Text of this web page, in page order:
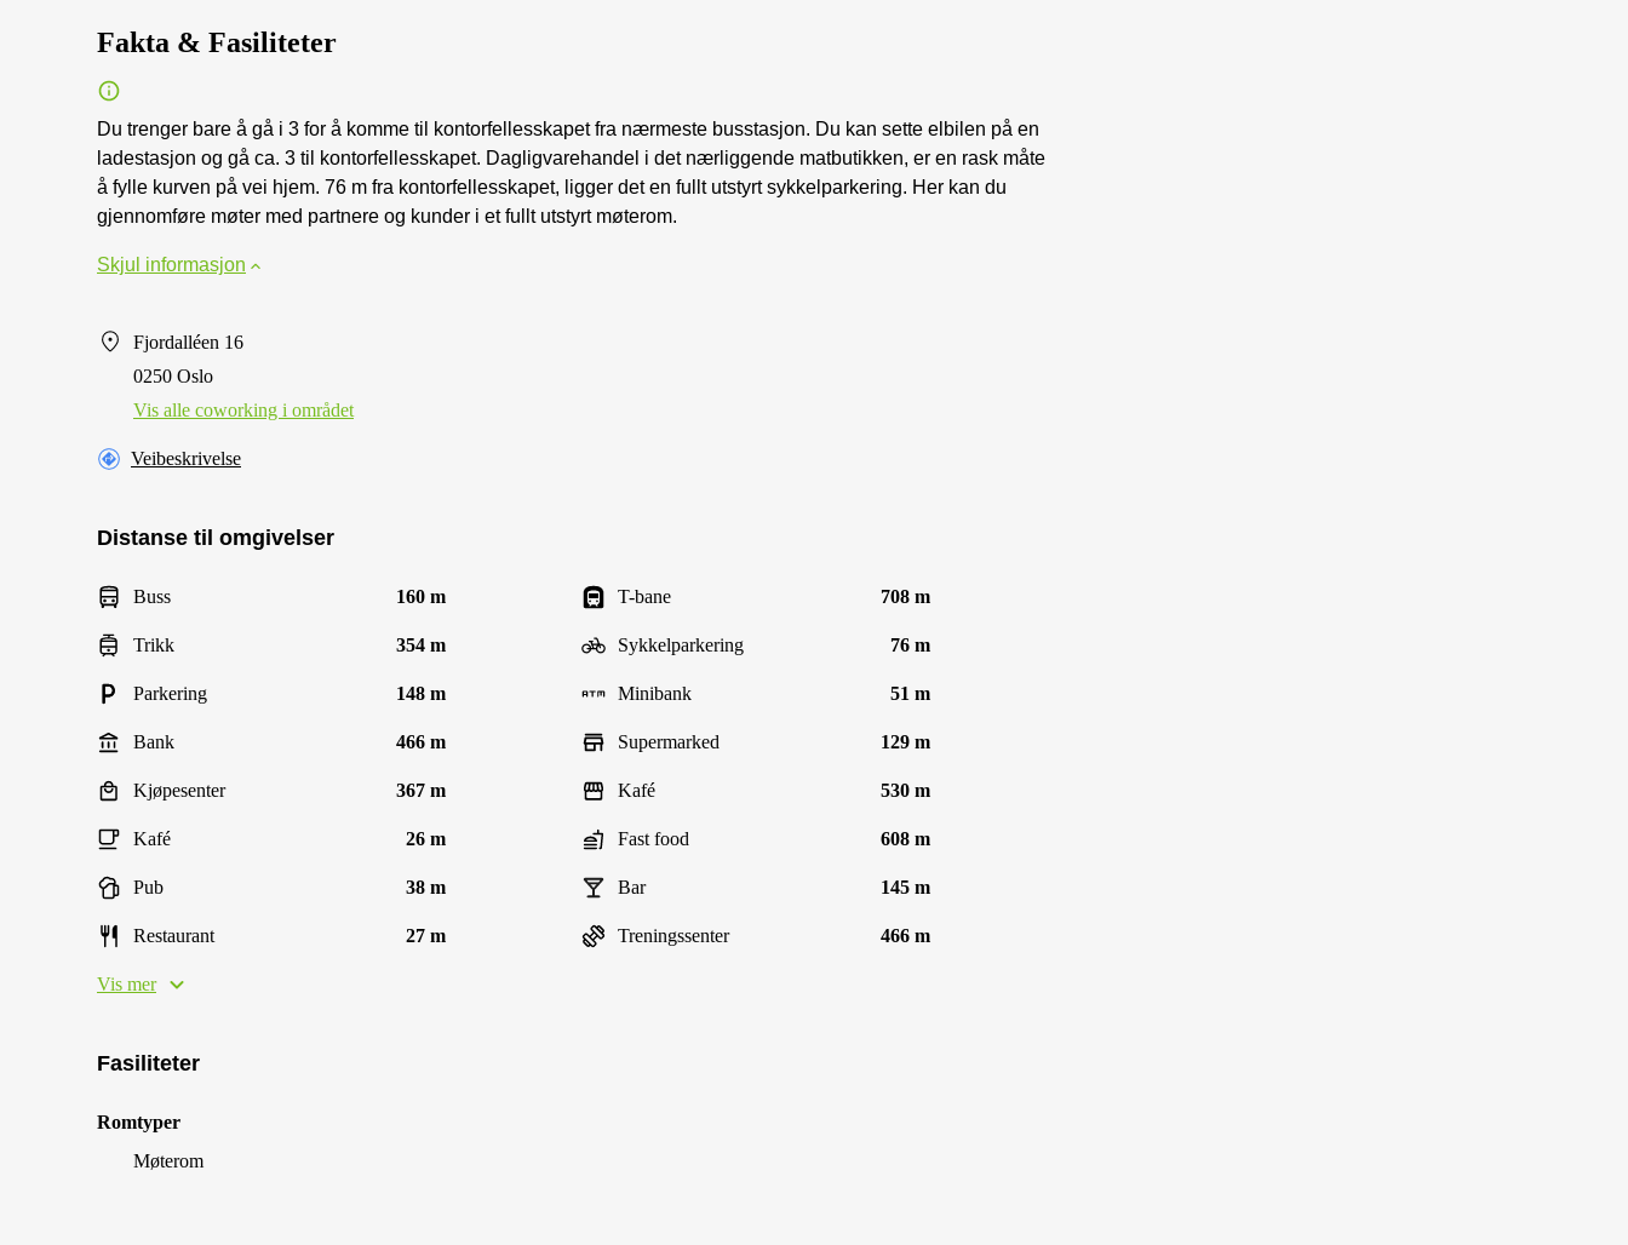
Fakta & Fasiliteter
Du trenger bare å gå i 3 for å komme til kontorfellesskapet fra nærmeste busstasjon. Du kan sette elbilen på en
ladestasjon og gå ca. 3 til kontorfellesskapet. Dagligvarehandel i det nærliggende matbutikken, er en rask måte
å fylle kurven på vei hjem. 76 m fra kontorfellesskapet, ligger det en fullt utstyrt sykkelparkering. Her kan du
gjennomføre møter med partnere og kunder i et fullt utstyrt møterom.
Skjul informasjon
Fjordalléen 16
0250 Oslo
Vis alle сoworking i området
Veibeskrivelse
Distanse til omgivelser
Buss 160 m T-bane 708 m
Trikk 354 m Sykkelparkering 76 m
Parkering 148 m Minibank 51 m
Bank 466 m Supermarked 129 m
Kjøpesenter 367 m Kafé 530 m
Kafé 26 m Fast food 608 m
Pub 38 m Bar 145 m
Restaurant 27 m Treningssenter 466 m
Vis mer
Fasiliteter
Romtyper
Møterom